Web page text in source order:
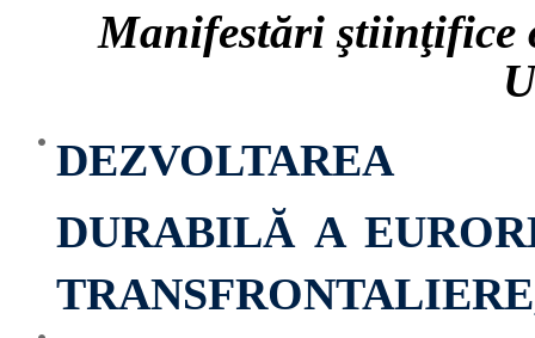
Manifestări ştiinţifice
DEZVOLTAREA
DURABILĂ A